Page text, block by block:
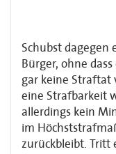
Schubst dagegen
Bürger, ohne
gar keine Straftat
eine Strafbarkeit
allerdings kein
im
zurückbleibt. Tritt